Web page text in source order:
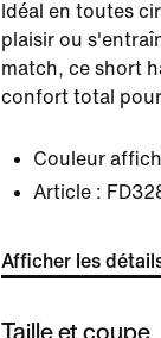
Idéal en toutes
plaisir ou
match, ce short
confort total
Couleur
Article :
Afficher les
Taille et coupe